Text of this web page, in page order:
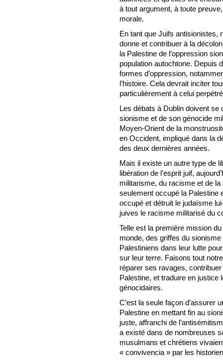
à tout argument, à toute
morale.
En tant que Juifs antisionistes,
donne et contribuer à la
la Palestine de l’oppression
population autochtone. Depuis
formes d’oppression,
l’histoire. Cela devrait inciter
particulièrement à celui
Les débats à Dublin doivent se
sionisme et de son génocide
Moyen-Orient de la
en Occident, impliqué dans la
des deux dernières années.
Mais il existe un autre type de
libération de l’esprit juif,
militarisme, du racisme et de
seulement occupé la Palestine
occupé et détruit le judaïsme
juives le racisme militarisé du
Telle est la première mission
monde, des griffes du
Palestiniens dans leur lutte
sur leur terre. Faisons tout
réparer ses ravages,
Palestine, et traduire en
génocidaires.
C’est la seule façon d’assurer
Palestine en mettant fin au
juste, affranchi de
a existé dans de nombreuses
musulmans et chrétiens
« convivencia » par les